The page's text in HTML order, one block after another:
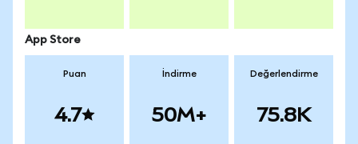
App Store
Puan
4.7
İndirme
50M+
Değerlendirme
75.8K